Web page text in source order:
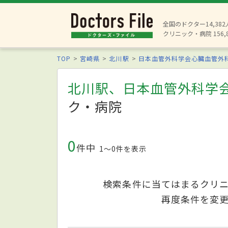
全国のドクター14,382
クリニック・病院
TOP 宮崎県 北川駅 日本血管外科学会心臓血管外
北川駅、日本血管外科学
ク・病院
0件中 1〜0件を表示
検索条件に当てはまるクリ
再度条件を変